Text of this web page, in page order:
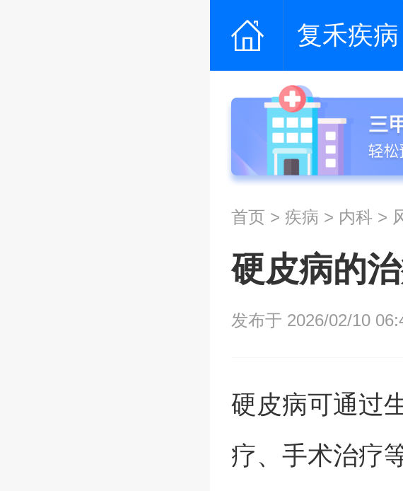
复禾疾病
首页 > 疾病 > 内科 >
硬皮病的
发布于 2026/02/10
硬皮病可通过
疗、手术治疗